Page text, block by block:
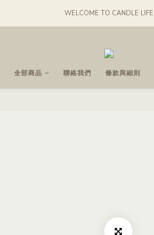
WELCOME TO CANDLE LIFE
全部商品 聯絡我們 條款與細則